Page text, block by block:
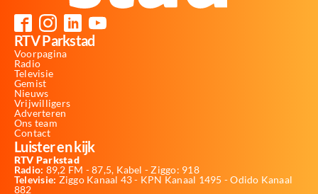
RTV Parkstad
Voorpagina
Radio
Televisie
Gemist
Nieuws
Vrijwilligers
Adverteren
Ons team
Contact
Luister en kijk
RTV Parkstad
Radio: 89,2 FM - 87,5, Kabel - Ziggo: 918
Televisie: Ziggo Kanaal 43 - KPN Kanaal 1495 - Odido Kanaal
882